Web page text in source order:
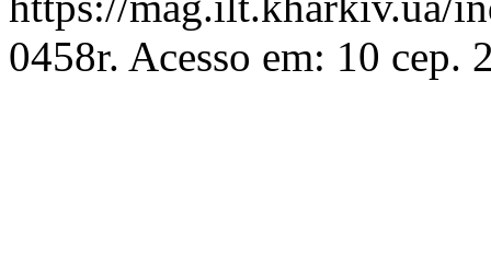
0458r. Acesso em: 10 сер.